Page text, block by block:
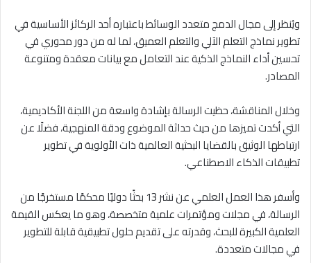
ويُنظر إلى مجالالدمج متعدد الوسائطباعتباره أحد الركائز الأساسية في
تطوير نماذج التعلم الآلي والتعلم العميق، لما له من دور محوري في
تحسين أداء النماذج الذكية عند التعامل مع بيانات معقدة ومتنوعة
المصادر.
وخلال المناقشة، حظيت الرسالة بإشادة واسعة من اللجنة الأكاديمية،
التي أكدت تميزها من حيث حداثة الموضوع ودقة المنهجية، فضلًا عن
ارتباطها الوثيق بالقضايا البحثية العالمية ذات الأولوية في تطوير
تطبيقات الذكاء الاصطناعي.
وأسفر هذا العمل العلمي عن نشر 13 بحثًا دوليًا محكمًا مستخرجًا من
الرسالة، في مجلات ومؤتمرات علمية متخصصة، وهو ما يعكس القيمة
العلمية الكبيرة للبحث، وقدرته على تقديم حلول تطبيقية قابلة للتطوير
في مجالات متعددة.